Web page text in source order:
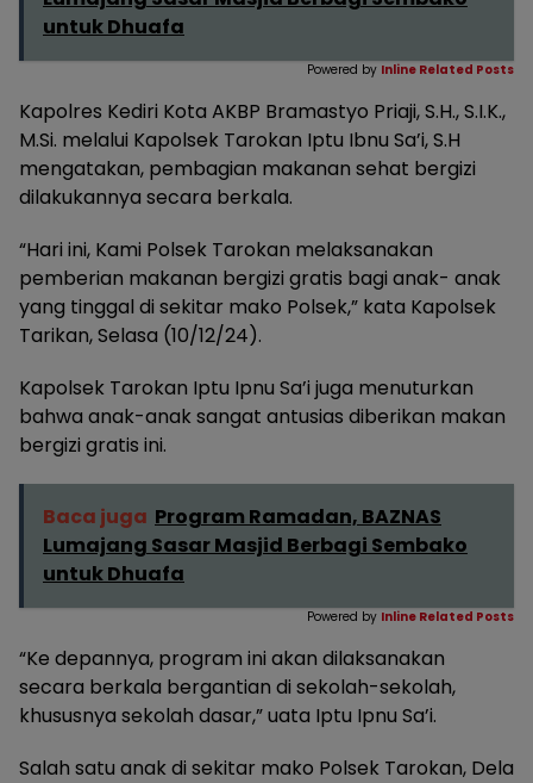
untuk Dhuafa
Powered by Inline Related Posts
Kapolres Kediri Kota AKBP Bramastyo Priaji, S.H., S.I.K.,
M.Si. melalui Kapolsek Tarokan Iptu Ibnu Sa’i, S.H
mengatakan, pembagian makanan sehat bergizi
dilakukannya secara berkala.
“Hari ini, Kami Polsek Tarokan melaksanakan
pemberian makanan bergizi gratis bagi anak- anak
yang tinggal di sekitar mako Polsek,” kata Kapolsek
Tarikan, Selasa (10/12/24).
Kapolsek Tarokan Iptu Ipnu Sa’i juga menuturkan
bahwa anak-anak sangat antusias diberikan makan
bergizi gratis ini.
Baca juga Program Ramadan, BAZNAS
Lumajang Sasar Masjid Berbagi Sembako
untuk Dhuafa
Powered by Inline Related Posts
“Ke depannya, program ini akan dilaksanakan
secara berkala bergantian di sekolah-sekolah,
khususnya sekolah dasar,” uata Iptu Ipnu Sa’i.
Salah satu anak di sekitar mako Polsek Tarokan, Dela